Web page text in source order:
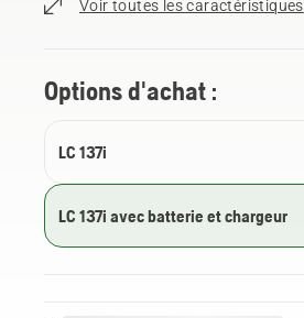
Voir toutes les caractéristiques
Options d'achat :
LC 137i
LC 137i avec batterie et chargeur